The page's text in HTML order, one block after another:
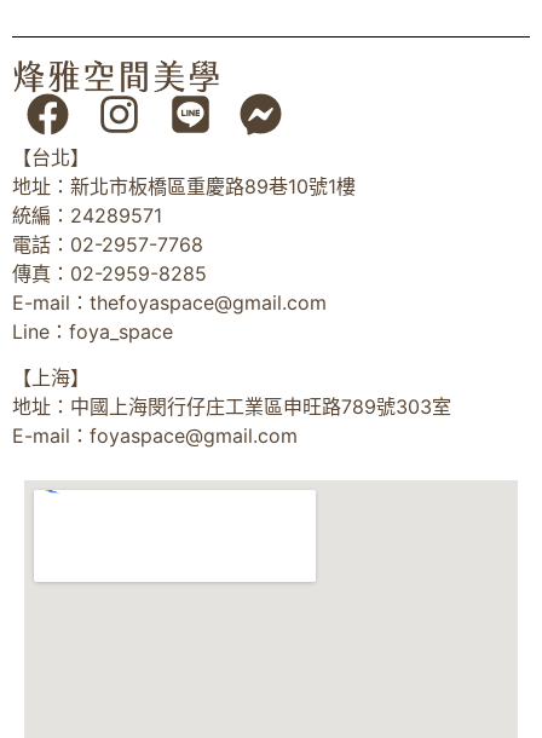
【台北】
地址：新北市板橋區重慶路89巷10號1樓
統編：24289571
電話：02-2957-7768
傳真：02-2959-8285
E-mail： thefoyaspace@gmail.com
Line：foya_space
【上海】
地址：中國上海閔行仔庄工業區申旺路789號303室
E-mail： foyaspace@gmail.com